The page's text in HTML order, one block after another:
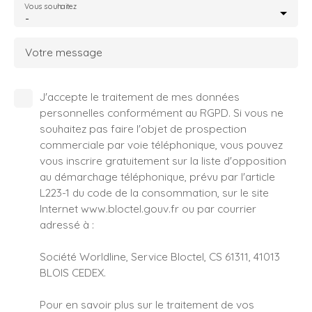
-
Vous souhaitez
Votre message
J'accepte le traitement de mes données
personnelles conformément au RGPD. Si vous ne
souhaitez pas faire l'objet de prospection
commerciale par voie téléphonique, vous pouvez
vous inscrire gratuitement sur la liste d'opposition
au démarchage téléphonique, prévu par l'article
L223-1 du code de la consommation, sur le site
Internet www.bloctel.gouv.fr ou par courrier
adressé à :
Société Worldline, Service Bloctel, CS 61311, 41013
BLOIS CEDEX.
Pour en savoir plus sur le traitement de vos